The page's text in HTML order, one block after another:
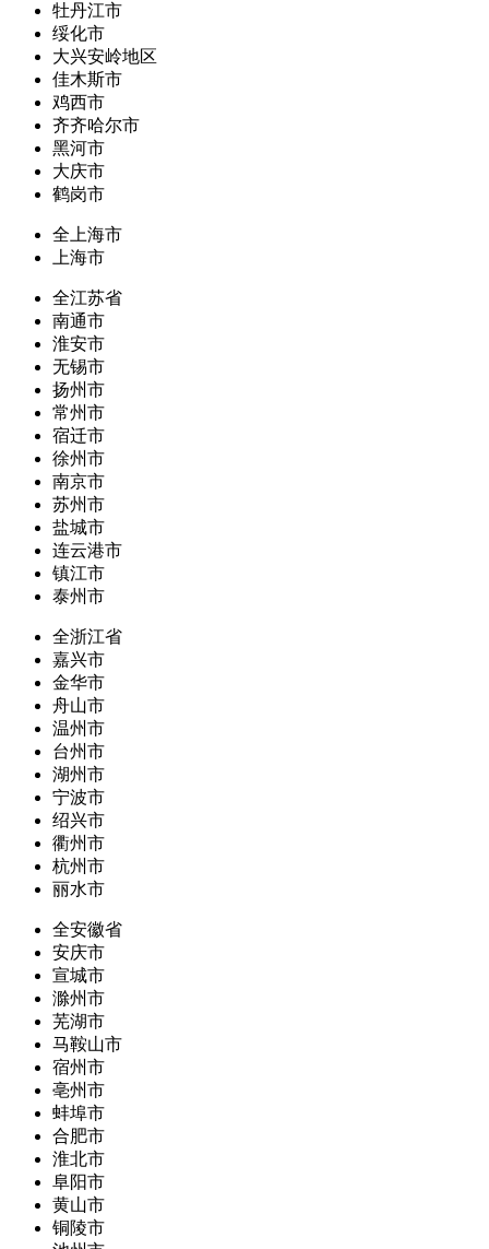
牡丹江市
绥化市
大兴安岭地区
佳木斯市
鸡西市
齐齐哈尔市
黑河市
大庆市
鹤岗市
全上海市
上海市
全江苏省
南通市
淮安市
无锡市
扬州市
常州市
宿迁市
徐州市
南京市
苏州市
盐城市
连云港市
镇江市
泰州市
全浙江省
嘉兴市
金华市
舟山市
温州市
台州市
湖州市
宁波市
绍兴市
衢州市
杭州市
丽水市
全安徽省
安庆市
宣城市
滁州市
芜湖市
马鞍山市
宿州市
亳州市
蚌埠市
合肥市
淮北市
阜阳市
黄山市
铜陵市